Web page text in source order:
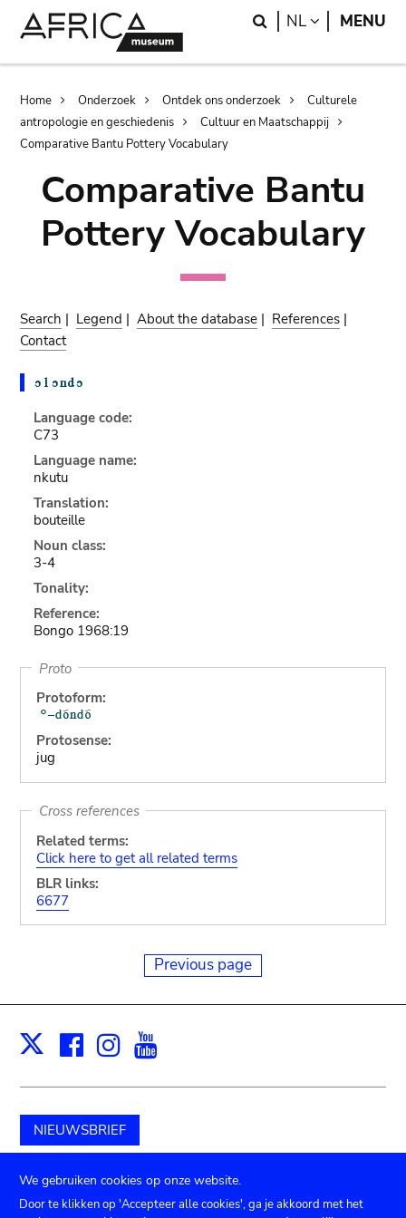
Search
NL LANGUAGE
MENU
Breadcrumb
Home Onderzoek Ontdek ons onderzoek
Culturele
antropologie en geschiedenis
Cultuur en Maatschappij
Comparative Bantu Pottery Vocabulary
Comparative Bantu
Pottery Vocabulary
Search | Legend |About the database | References |
Contact
Language code:
C73
Language name:
nkutu
Translation:
bouteille
Noun class:
3-4
Tonality:
Reference:
Bongo 1968:19
Proto
Protoform:
Protosense:
jug
Cross references
Related terms:
Click here to get all related terms
BLR links:
6677
Previous page
X Facebook
Instagram
NIEUWSBRIEF
Schenk aan het museum
We gebruiken cookies op onze website.
Door te klikken op 'Accepteer alle cookies', ga je akkoord met het